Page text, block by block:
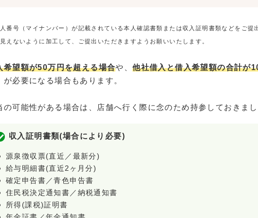
番号（マイナンバー）が記載されている本人確認書類または収入証明書類などをご
えないように加工して、ご提出いただきますようお願いいたします。
希望額が50万円を超える場合や、他社借入と借入希望額の合計が
が必要になる場合もあります。
の可能性がある場合は、店舗へ行く際に念のため持参しておきまし
収入証明書類(場合により必要)
源泉徴収票(直近／最新分)
給与明細書(直近2ヶ月分)
確定申告書／青色申告書
住民税決定通知書／納税通知書
所得(課税)証明書